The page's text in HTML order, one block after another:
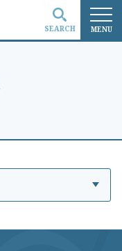
MENU
SEARCH